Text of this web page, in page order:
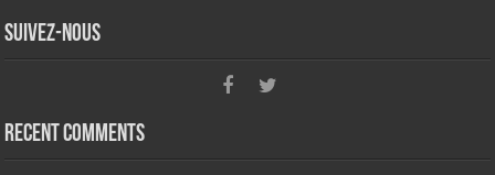
Suivez-nous
Recent Comments